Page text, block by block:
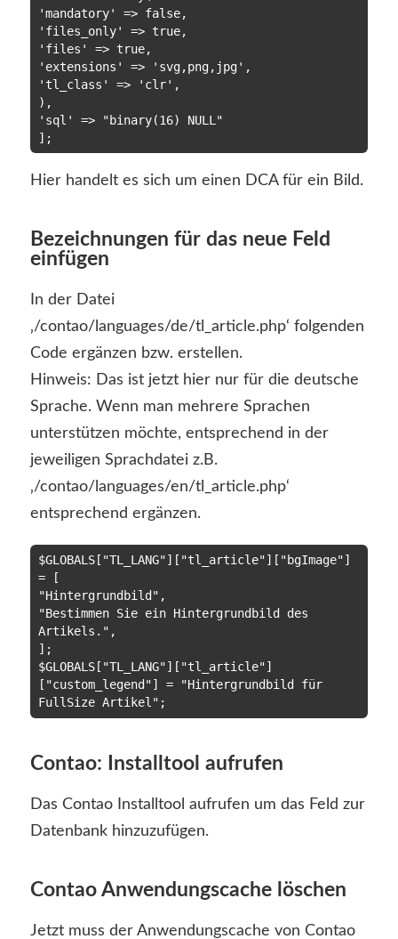
'mandatory' => false,
'files_only' => true,
'files' => true,
'extensions' => 'svg,png,jpg',
'tl_class' => 'clr',
),
'sql' => "binary(16) NULL"
Hier handelt es sich um einen DCA für ein Bild.
Bezeichnungen für das neue Feld
einfügen
In der Datei
‚/contao/languages/de/tl_article.php‘ folgenden
Code ergänzen bzw. erstellen.
Hinweis: Das ist jetzt hier nur für die deutsche
Sprache. Wenn man mehrere Sprachen
unterstützen möchte, entsprechend in der
jeweiligen Sprachdatei z.B.
‚/contao/languages/en/tl_article.php‘
entsprechend ergänzen.
$GLOBALS["TL_LANG"]["tl_article"]["bgImage"]
= [
"Hintergrundbild",
"Bestimmen Sie ein Hintergrundbild des
Artikels.",
];
$GLOBALS["TL_LANG"]["tl_article"]
["custom_legend"] = "Hintergrundbild für
Contao: Installtool aufrufen
Das Contao Installtool aufrufen um das Feld zur
Datenbank hinzuzufügen.
Contao Anwendungscache löschen
Jetzt muss der Anwendungscache von Contao